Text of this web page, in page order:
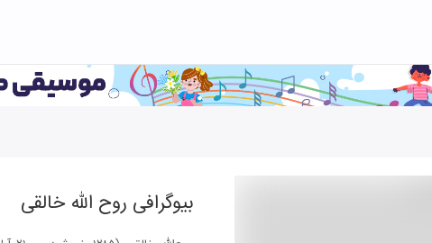
بیوگرافی روح الله خالقی